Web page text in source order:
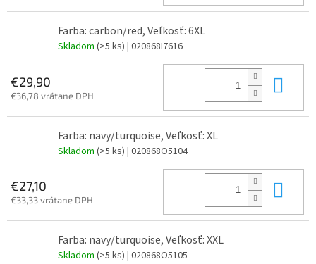
Farba: carbon/red, Veľkosť: 6XL
Skladom (>5 ks) | 020868I7616
€29,90
€36,78 vrátane DPH
Farba: navy/turquoise, Veľkosť: XL
Skladom (>5 ks) | 020868O5104
€27,10
€33,33 vrátane DPH
Farba: navy/turquoise, Veľkosť: XXL
Skladom (>5 ks) | 020868O5105